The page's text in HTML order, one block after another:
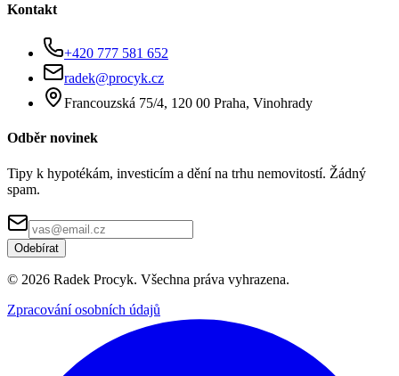
Kontakt
+420 777 581 652
radek@procyk.cz
Francouzská 75/4, 120 00 Praha, Vinohrady
Odběr novinek
Tipy k hypotékám, investicím a dění na trhu nemovitostí. Žádný
spam.
Odebírat
© 2026 Radek Procyk. Všechna práva vyhrazena.
Zpracování osobních údajů